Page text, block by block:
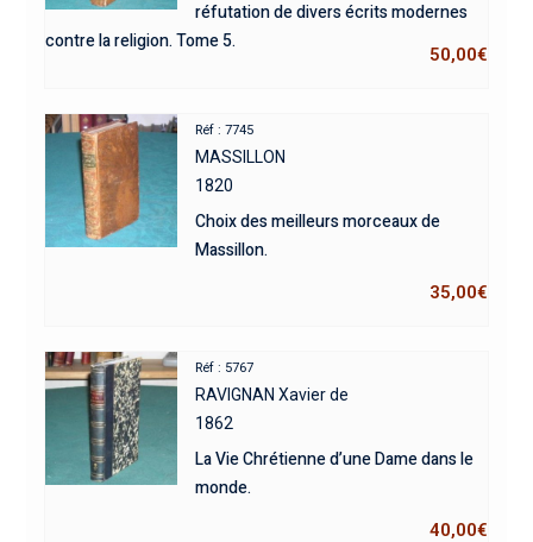
réfutation de divers écrits modernes
contre la religion. Tome 5.
50,00€
Réf : 7745
MASSILLON
1820
Choix des meilleurs morceaux de
Massillon.
35,00€
Réf : 5767
RAVIGNAN Xavier de
1862
La Vie Chrétienne d’une Dame dans le
monde.
40,00€